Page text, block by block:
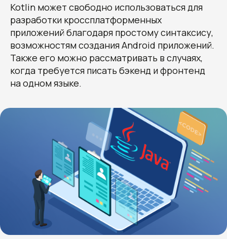
Kotlin может свободно использоваться для
разработки кроссплатформенных
приложений благодаря простому синтаксису,
возможностям создания Android приложений.
Также его можно рассматривать в случаях,
когда требуется писать бэкенд и фронтенд
на одном языке.